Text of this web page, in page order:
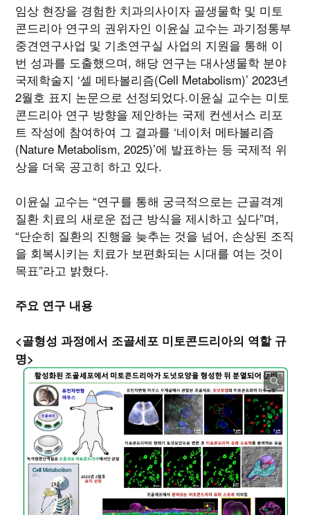
임상 현장을 경험한 치과의사이자 골생물학 및 미토
콘드리아 연구의 권위자인 이윤실 교수는 과기정통부
중견연구사업 및 기초연구실 사업의 지원을 통해 이
번 성과를 도출했으며, 해당 연구는 대사생물학 분야
국제학술지 ‘셀 메타볼리즘(Cell Metabolism)’ 2023년
2월호 표지 논문으로 선정되었다.이윤실 교수는 미토
콘드리아 연구 방향을 제안하는 국제 컨센서스 리포
트 작성에 참여하여 그 결과를 ‘네이처 메타볼리즘
(Nature Metabolism, 2025)’에 발표하는 등 국제적 위
상을 더욱 공고히 하고 있다.
이윤실 교수는 “연구를 통해 궁극적으로는 근골격계
질환 치료의 새로운 접근 방식을 제시하고 싶다”며,
“단순히 질환의 진행을 늦추는 것을 넘어, 손상된 조직
을 회복시키는 치료가 보편화되는 시대를 여는 것이
목표”라고 밝혔다.
주요 연구 내용
<골형성 과정에서 조골세포 미토콘드리아의 역할 규
명>